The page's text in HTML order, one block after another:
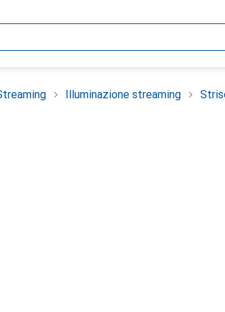
Illuminazione streaming